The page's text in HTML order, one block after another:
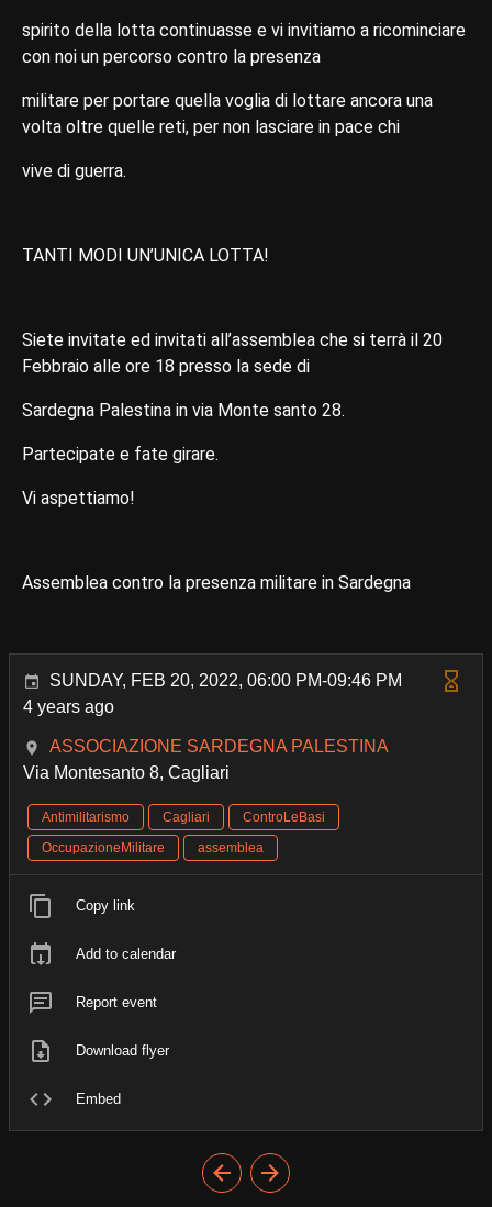
spirito della lotta continuasse e vi invitiamo a ricominciare
con noi un percorso contro la presenza
militare per portare quella voglia di lottare ancora una
volta oltre quelle reti, per non lasciare in pace chi
vive di guerra.
TANTI MODI UN’UNICA LOTTA!
Siete invitate ed invitati all’assemblea che si terrà il 20
Febbraio alle ore 18 presso la sede di
Sardegna Palestina in via Monte santo 28.
Partecipate e fate girare.
Vi aspettiamo!
Assemblea contro la presenza militare in Sardegna
SUNDAY, FEB 20, 2022, 06:00 PM-09:46 PM
4 years ago
ASSOCIAZIONE SARDEGNA PALESTINA
Via Montesanto 8, Cagliari
Antimilitarismo Cagliari
ControLeBasi
OccupazioneMilitare
assemblea
Copy link
Add to calendar
Report event
Download flyer
Embed